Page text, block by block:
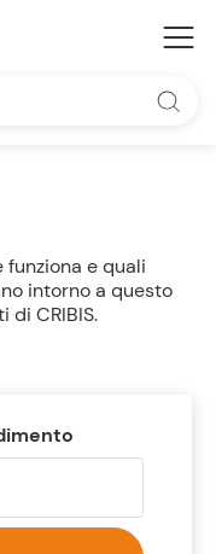
funziona e quali
intorno a questo
di CRIBIS.